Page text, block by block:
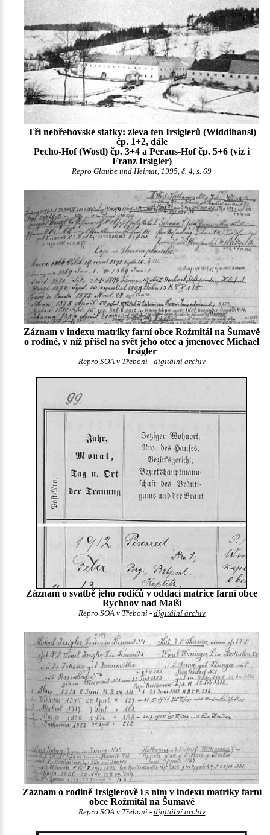
Tři nebřehovské statky: zleva ten Irsiglerů (Widdihansl)
čp. 1+2, dále
Pecho-Hof (Wostl) čp. 3+4 a Peraus-Hof čp. 5+6 (viz i
Franz Irsigler)
Repro Glaube und Heimat, 1995, č. 4, s. 69
Záznam v indexu matriky farní obce Rožmitál na Šumavě
o rodině, v níž přišel na svět jeho otec a jmenovec Michael
Irsigler
Repro SOA v Třeboni - digitální archiv
Záznam o svatbě jeho rodičů v oddací matrice farní obce
Rychnov nad Malší
Repro SOA v Třeboni - digitální archiv
Záznam o rodině Irsiglerově i s ním v indexu matriky farní
obce Rožmitál na Šumavě
Repro SOA v Třeboni - digitální archiv